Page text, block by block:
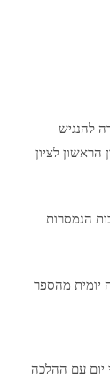
להנגיש
הראשון לציון
הנמסרות
יומית מהספר
יום עם ההלכה